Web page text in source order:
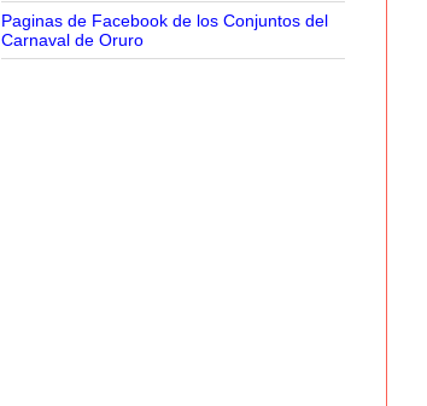
Paginas de Facebook de los Conjuntos del
Carnaval de Oruro